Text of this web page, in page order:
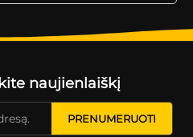
naujienlaiškį